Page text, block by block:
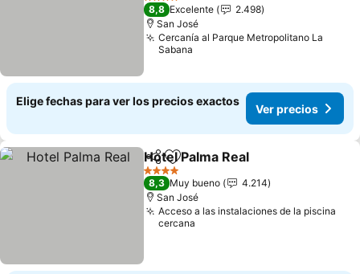
4 Estrellas
8,8 Excelente
2.498
San José
Cercanía al Parque Metropolitano La
Sabana
Elige fechas para ver los precios exactos
Ver precios
CompartirAgregar a favoritos
Hotel Palma Real
4 Estrellas
8,3 Muy bueno
4.214
San José
Acceso a las instalaciones de la piscina
cercana